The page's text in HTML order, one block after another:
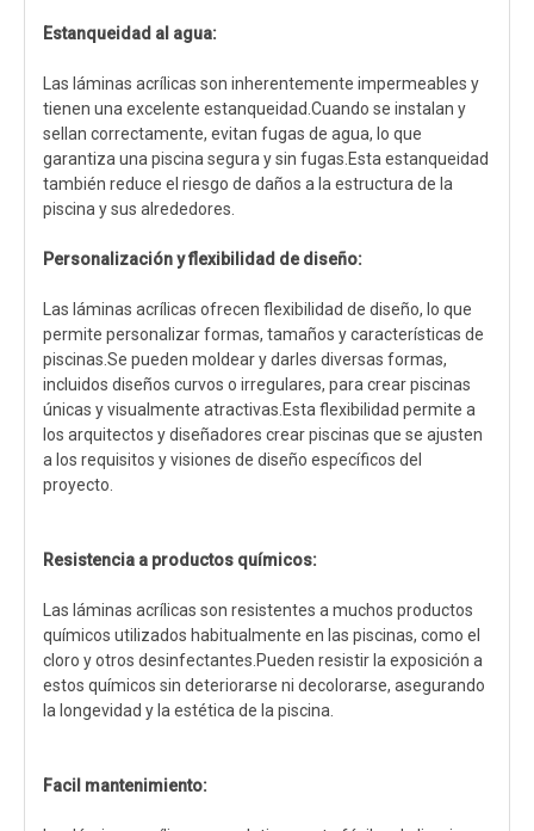
Estanqueidad al agua:
Las láminas acrílicas son inherentemente impermeables y
tienen una excelente estanqueidad.Cuando se instalan y
sellan correctamente, evitan fugas de agua, lo que
garantiza una piscina segura y sin fugas.Esta estanqueidad
también reduce el riesgo de daños a la estructura de la
piscina y sus alrededores.
Personalización y flexibilidad de diseño:
Las láminas acrílicas ofrecen flexibilidad de diseño, lo que
permite personalizar formas, tamaños y características de
piscinas.Se pueden moldear y darles diversas formas,
incluidos diseños curvos o irregulares, para crear piscinas
únicas y visualmente atractivas.Esta flexibilidad permite a
los arquitectos y diseñadores crear piscinas que se ajusten
a los requisitos y visiones de diseño específicos del
proyecto.
Resistencia a productos químicos:
Las láminas acrílicas son resistentes a muchos productos
químicos utilizados habitualmente en las piscinas, como el
cloro y otros desinfectantes.Pueden resistir la exposición a
estos químicos sin deteriorarse ni decolorarse, asegurando
la longevidad y la estética de la piscina.
Facil mantenimiento: